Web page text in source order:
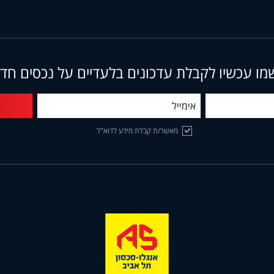
עכשיו לקבלת עדכונים בלעדיים על נכסים
מאשר/ת קבלת מידע לדוא"ל